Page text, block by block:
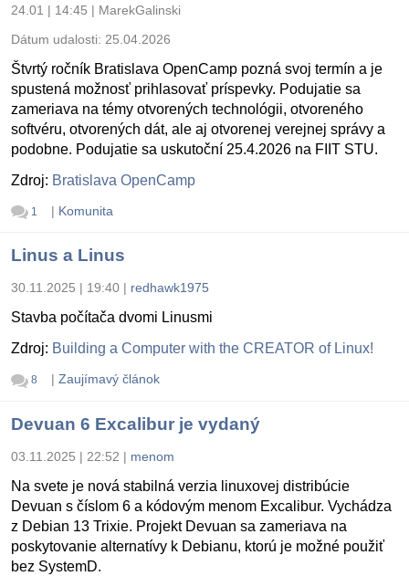
24.01 | 14:45 | MarekGalinski
Dátum udalosti: 25.04.2026
Štvrtý ročník Bratislava OpenCamp pozná svoj termín a je
spustená možnosť prihlasovať príspevky. Podujatie sa
zameriava na témy otvorených technológii, otvoreného
softvéru, otvorených dát, ale aj otvorenej verejnej správy a
podobne. Podujatie sa uskutoční 25.4.2026 na FIIT STU.
Zdroj: Bratislava OpenCamp
1 | Komunita
Linus a Linus
30.11.2025 | 19:40 | redhawk1975
Stavba počítača dvomi Linusmi
Zdroj: Building a Computer with the CREATOR of Linux!
8 | Zaujímavý článok
Devuan 6 Excalibur je vydaný
03.11.2025 | 22:52 | menom
Na svete je nová stabilná verzia linuxovej distribúcie
Devuan s číslom 6 a kódovým menom Excalibur. Vychádza
z Debian 13 Trixie. Projekt Devuan sa zameriava na
poskytovanie alternatívy k Debianu, ktorú je možné použiť
bez SystemD.